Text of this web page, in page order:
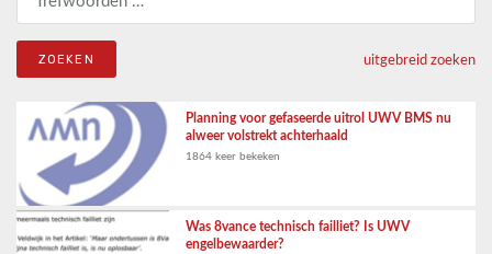
uitgebreid zoeken
Planning voor gefaseerde uitrol UWV BMS nu
alweer volstrekt achterhaald
1864 keer bekeken
Was 8vance technisch failliet? Is UWV
engelbewaarder?